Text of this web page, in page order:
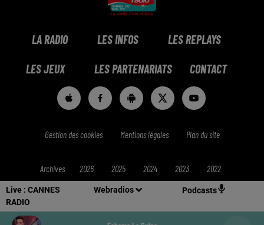
Live : CANNES
RADIO
Webradios Podcasts
LA RADIO LES INFOS LES REPLAYS
LES JEUX LES PARTENARIATS CONTACT
Gestion des cookies Mentions légales Plan du site
Archives 2026 2025 2024 2023 2022